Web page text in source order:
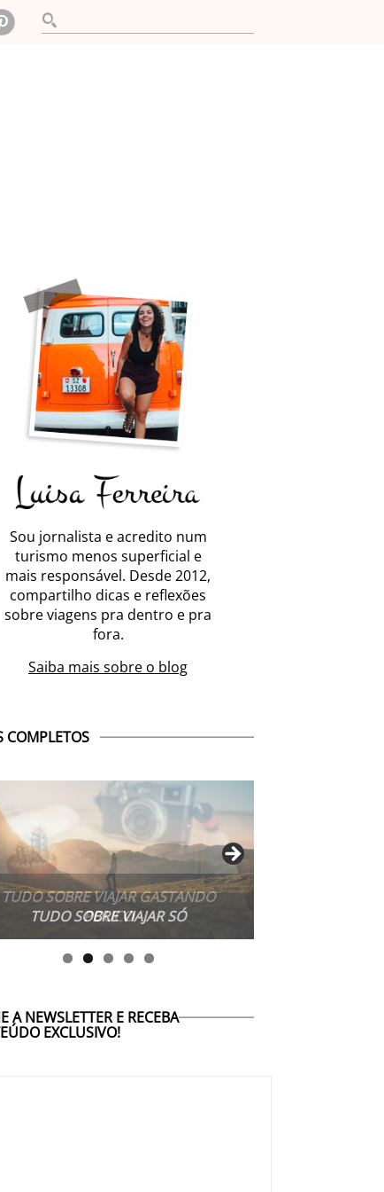
Sou jornalista e acredito num
turismo menos superficial e
mais responsável. Desde 2012,
compartilho dicas e reflexões
sobre viagens pra dentro e pra
fora.
Saiba mais sobre o blog
COMPLETOS
TUDO SOBRE VIAJAR SÓ
A NEWSLETTER E RECEBA
EXCLUSIVO!